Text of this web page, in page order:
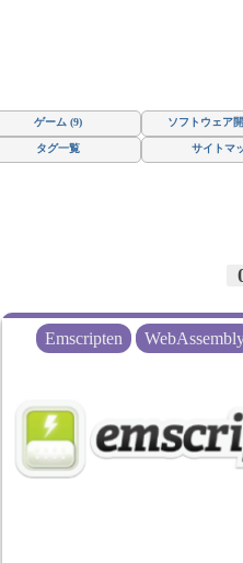
ゲーム (9) ソフトウェア
タグ一覧 サイトマ
Emscripten